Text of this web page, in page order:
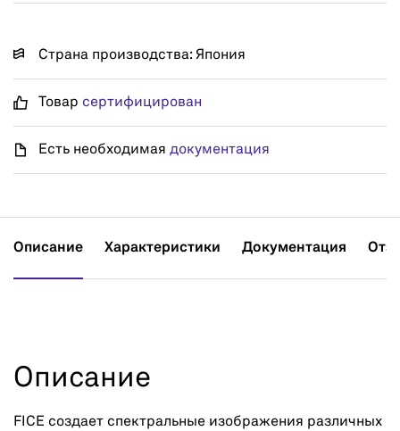
Страна производства: Япония
Товар сертифицирован
Есть необходимая документация
Описание Характеристики Документация
Описание
FICE создает спектральные изображения различных